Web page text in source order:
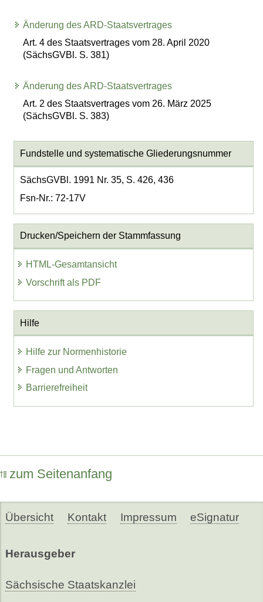
Änderung des ARD-Staatsvertrages
Art. 4 des Staatsvertrages vom 28. April 2020
(SächsGVBl. S. 381)
Änderung des ARD-Staatsvertrages
Art. 2 des Staatsvertrages vom 26. März 2025
(SächsGVBl. S. 383)
Fundstelle und systematische Gliederungsnummer
SächsGVBl. 1991 Nr. 35, S. 426, 436
Fsn-Nr.: 72-17V
Drucken/Speichern der Stammfassung
HTML-Gesamtansicht
Vorschrift als PDF
Hilfe
Hilfe zur Normenhistorie
Fragen und Antworten
Barrierefreiheit
zum Seitenanfang
Übersicht Kontakt Impressum eSignatur
Herausgeber
Sächsische Staatskanzlei